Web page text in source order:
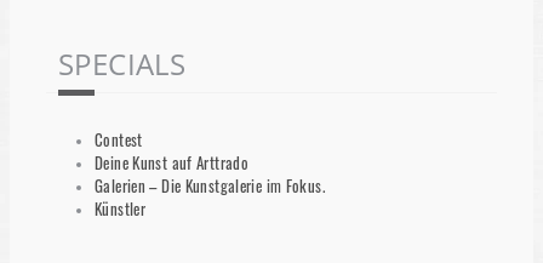
SPECIALS
Contest
Deine Kunst auf Arttrado
Galerien – Die Kunstgalerie im Fokus.
Künstler